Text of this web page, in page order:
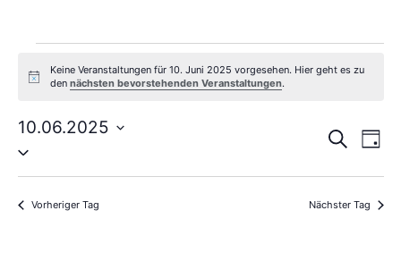
Veranstaltungen
10.
Juni
Hinweis
Keine Veranstaltungen für 10. Juni 2025 vorgesehen. Hier geht es zu
dennächsten bevorstehenden Veranstaltungen.
und
Suche
Tag
10.06.2025
Datum
wählen.
Vorheriger Tag Nächster Tag